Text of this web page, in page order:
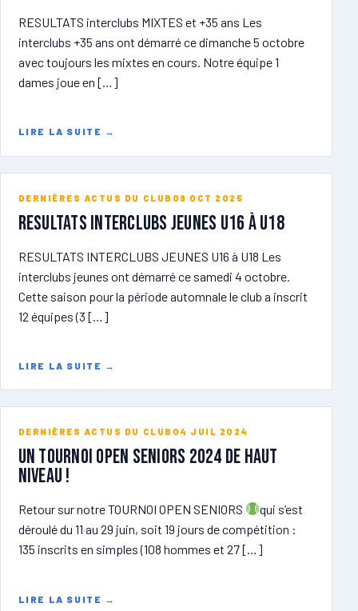
RESULTATS interclubs MIXTES et +35 ans Les
interclubs +35 ans ont démarré ce dimanche 5 octobre
avec toujours les mixtes en cours. Notre équipe 1
dames joue en […]
LIRE LA SUITE →
DERNIÈRES ACTUS DU CLUB 09 OCT 2025
RESULTATS INTERCLUBS JEUNES U16 à U18
RESULTATS INTERCLUBS JEUNES U16 à U18 Les
interclubs jeunes ont démarré ce samedi 4 octobre.
Cette saison pour la période automnale le club a inscrit
12 équipes (3 […]
LIRE LA SUITE →
DERNIÈRES ACTUS DU CLUB 04 JUIL 2024
Un tournoi open seniors 2024 de haut
niveau !
Retour sur notre TOURNOI OPEN SENIORS
qui s’est
déroulé du 11 au 29 juin, soit 19 jours de compétition :
135 inscrits en simples (108 hommes et 27 […]
LIRE LA SUITE →